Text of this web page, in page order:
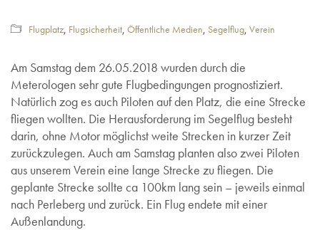
Flugplatz, Flugsicherheit, Öffentliche Medien, Segelflug, Verein
Am Samstag dem 26.05.2018 wurden durch die
Meterologen sehr gute Flugbedingungen prognostiziert.
Natürlich zog es auch Piloten auf den Platz, die eine Strecke
fliegen wollten. Die Herausforderung im Segelflug besteht
darin, ohne Motor möglichst weite Strecken in kurzer Zeit
zurückzulegen. Auch am Samstag planten also zwei Piloten
aus unserem Verein eine lange Strecke zu fliegen. Die
geplante Strecke sollte ca 100km lang sein – jeweils einmal
nach Perleberg und zurück. Ein Flug endete mit einer
Außenlandung.